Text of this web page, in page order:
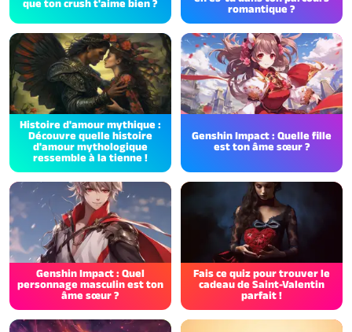
que ton crush t'aime bien ?
romantique ?
Histoire d'amour mythique :
Découvre quelle histoire
d'amour mythologique
ressemble à la tienne !
Genshin Impact : Quelle fille
est ton âme sœur ?
Genshin Impact : Quel
personnage masculin est ton
âme sœur ?
Fais ce quiz pour trouver le
cadeau de Saint-Valentin
parfait !